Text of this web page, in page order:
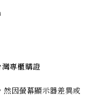
專櫃購證
因螢幕顯示器差異或